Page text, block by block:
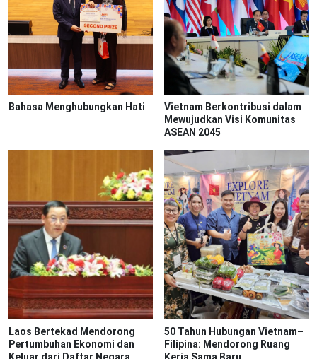
Bahasa Menghubungkan Hati
Vietnam Berkontribusi dalam
Mewujudkan Visi Komunitas
ASEAN 2045
Laos Bertekad Mendorong
Pertumbuhan Ekonomi dan
Keluar dari Daftar Negara
50 Tahun Hubungan Vietnam–
Filipina: Mendorong Ruang
Kerja Sama Baru